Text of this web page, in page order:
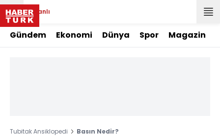
Canlı
Gündem Ekonomi Dünya Spor Magazin
Tubitak Ansiklopedi Basın Nedir?